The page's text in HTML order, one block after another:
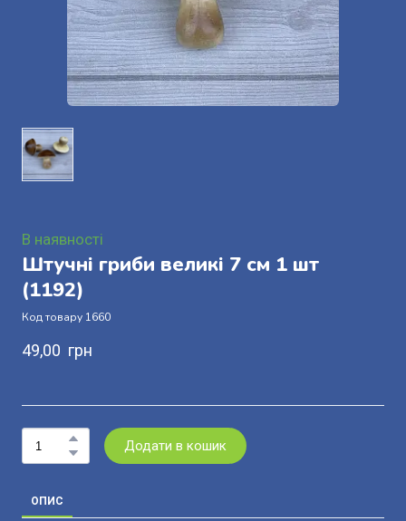
В наявності
Штучні гриби великі 7 см 1 шт
(1192)
Код товару 1660
49,00  грн
Додати в кошик
ОПИС